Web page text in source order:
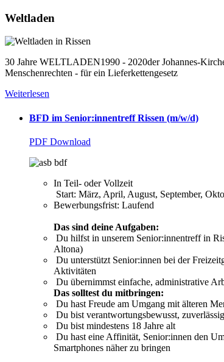
Weltladen
30 Jahre WELTLADEN1990 - 2020der Johannes-
Menschenrechten - für ein Lieferkettengesetz
Weiterlesen
BFD im Senior:innentreff Rissen (m/w/d)
PDF Download
In Teil- oder Vollzeit
Start: März, April, August, September,
Bewerbungsfrist: Laufend
Das sind deine Aufgaben:
Du hilfst in unserem Senior:innentreff in
Altona)
Du unterstützt Senior:innen bei der
Aktivitäten
Du übernimmst einfache, administrative
Das solltest du mitbringen:
Du hast Freude am Umgang mit älteren
Du bist verantwortungsbewusst,
Du bist mindestens 18 Jahre alt
Du hast eine Affinität, Senior:innen den
Smartphones näher zu bringen